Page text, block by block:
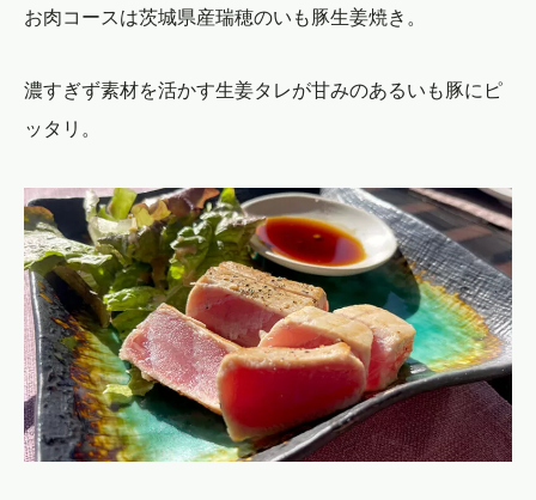
お肉コースは茨城県産瑞穂のいも豚生姜焼き。
濃すぎず素材を活かす生姜タレが甘みのあるいも豚にピ
ッタリ。